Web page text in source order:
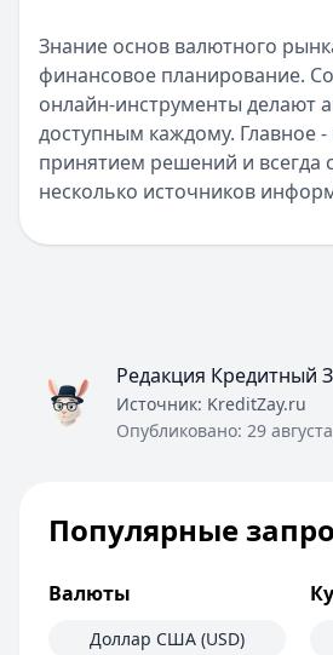
Займы — лучшие предложения
Займер— До зарплаты
Сумма: до30 000₽
Срок до:30дней
Рейтинг:4.6(17 отзывов)
Cashiro— Займ
Сумма: до
Срок до:365 дней
Рейтинг:
(14 отзывов)
Срочноденьги— Займ
Рейтинг:4.6
— Займ
Сумма: до
4.8
Знание основ валютного
финансовое планирование.
онлайн-инструменты делают
доступным каждому. Главное
принятием решений и всегда
несколько источников
Редакция Кредитный
Источник: KreditZay.ru
Опубликовано: 29
Популярные
Валюты
Доллар США (USD)